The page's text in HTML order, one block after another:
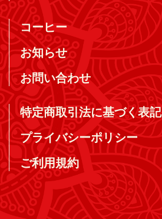
コーヒー
お知らせ
お問い合わせ
特定商取引法に基づく表記
プライバシーポリシー
ご利用規約